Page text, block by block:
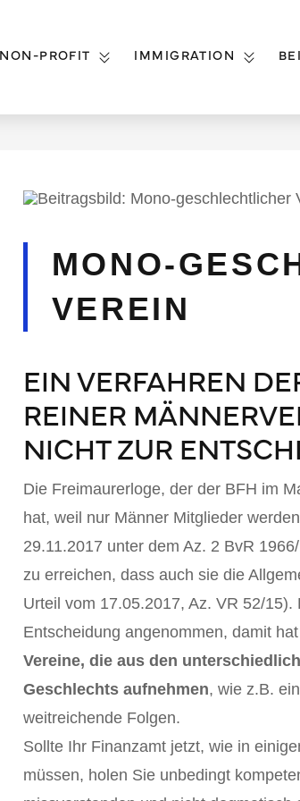
NON-PROFIT IMMIGRATION
MONO-
VEREIN
EIN VERFAHREN
REINER
NICHT ZUR
Die Freimaurerloge, der der BFH im
hat, weil nur Männer Mitglieder
29.11.2017 unter dem Az. 2 BvR
zu erreichen, dass auch sie die
Urteil vom 17.05.2017, Az. VR 52/
Entscheidung angenommen, damit
Vereine, die aus den
Geschlechts aufnehmen, wie z.B.
weitreichende Folgen.
Sollte Ihr Finanzamt jetzt, wie in
müssen, holen Sie unbedingt